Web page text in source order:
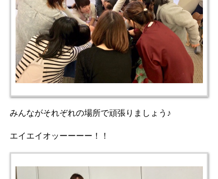
みんながそれぞれの場所で頑張りましょう♪
エイエイオッーーーー！！